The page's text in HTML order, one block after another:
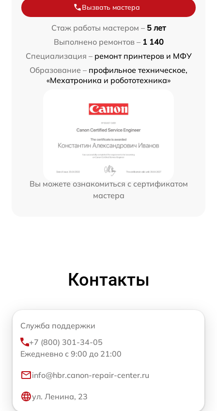
Вызвать мастера
Стаж работы мастером – 5 лет
Выполнено ремонтов – 1 140
Специализация – ремонт принтеров и МФУ
Образование – профильное техническое,
«Мехатроника и робототехника»
Вы можете ознакомиться с сертификатом
мастера
Контакты
Служба поддержки
+7 (800) 301-34-05
Ежедневно с 9:00 до 21:00
info@hbr.canon-repair-center.ru
ул. Ленина, 23